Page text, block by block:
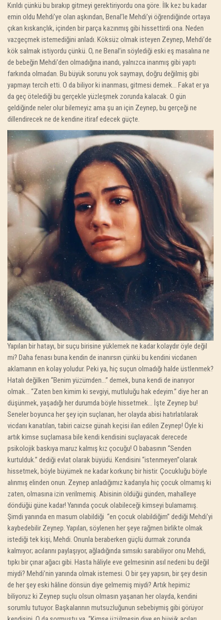
Kırıldı çünkü bu bırakıp gitmeyi gerektiriyordu ona göre. İlk kez bu kadar
emin oldu Mehdi’ye olan aşkından, Benal’le Mehdi’yi öğrendiğinde ortaya
çıkan kıskançlık, içinden bir parça kazınmış gibi hissettirdi ona. Neden
vazgeçmek istemediğini anladı. Köksüz olmak isteyen Zeynep, Mehdi’de
kök salmak istiyordu çünkü. O, ne Benal’in söylediği eski eş masalına ne
de bebeğin Mehdi’den olmadığına inandı, yalnızca inanmış gibi yaptı
farkında olmadan. Bu büyük sorunu yok saymayı, doğru değilmiş gibi
yapmayı tercih etti. O da biliyor ki inanması, gitmesi demek… Fakat er ya
da geç ötelediği bu gerçekle yüzleşmek zorunda kalacak. O gün
geldiğinde neler olur bilemeyiz ama şu an için Zeynep, bu gerçeği ne
dillendirecek ne de kendine itiraf edecek güçte.
Yapılan bir hatayı, bir suçu birisine yüklemek ne kadar kolaydır öyle değil
mi? Daha fenası buna kendin de inanırsın çünkü bu kendini vicdanen
aklamanın en kolay yoludur. Peki ya, hiç suçun olmadığı halde üstlenmek?
Hatalı değilken “Benim yüzümden…” demek, buna kendi de inanıyor
olmak… “Zaten ben kimim ki sevgiyi, mutluluğu hak edeyim.” diye her an
düşünmek, yaşadığı her durumda böyle hissetmek… İşte Zeynep bu!
Seneler boyunca her şey için suçlanan, her olayda abisi hatırlatılarak
vicdanı kanatılan, tabiri caizse günah keçisi ilan edilen Zeynep! Öyle ki
artık kimse suçlamasa bile kendi kendisini suçlayacak derecede
psikolojik baskıya maruz kalmış kız çocuğu! O babasının “Senden
kurtulduk.” dediği evlat olarak büyüdü. Kendisini “istenmeyen”olarak
hissetmek, böyle büyümek ne kadar korkunç bir histir. Çocukluğu böyle
alınmış elinden onun. Zeynep anladığımız kadarıyla hiç çocuk olmamış ki
zaten, olmasına izin verilmemiş. Abisinin öldüğü günden, mahalleye
döndüğü güne kadar! Yanında çocuk olabileceği kimseyi bulamamış.
Şimdi yanında en masum olabildiği “en çocuk olabildiğim” dediği Mehdi’yi
kaybedebilir Zeynep. Yapılan, söylenen her şeye rağmen birlikte olmak
istediği tek kişi, Mehdi. Onunla beraberken güçlü durmak zorunda
kalmıyor; acılarını paylaşıyor, ağladığında sımsıkı sarabiliyor onu Mehdi,
tıpkı bir çınar ağacı gibi. Hasta hâliyle eve gelmesinin asıl nedeni bu değil
miydi? Mehdi’nin yanında olmak istemesi. O bir şey yapsın, bir şey desin
de her şey eski hâline dönsün diye gelmemiş miydi? Artık hepimiz
biliyoruz ki Zeynep suçlu olsun olmasın yaşanan her olayda, kendini
sorumlu tutuyor. Başkalarının mutsuzluğunun sebebiymiş gibi görüyor